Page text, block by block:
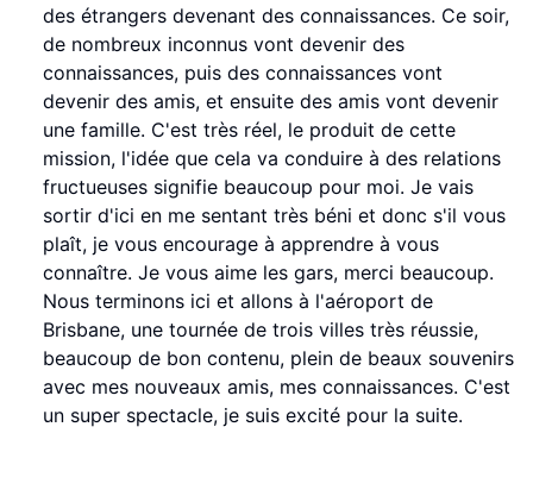
des étrangers devenant des connaissances. Ce soir,
de nombreux inconnus vont devenir des
connaissances, puis des connaissances vont
devenir des amis, et ensuite des amis vont devenir
une famille. C'est très réel, le produit de cette
mission, l'idée que cela va conduire à des relations
fructueuses signifie beaucoup pour moi. Je vais
sortir d'ici en me sentant très béni et donc s'il vous
plaît, je vous encourage à apprendre à vous
connaître. Je vous aime les gars, merci beaucoup.
Nous terminons ici et allons à l'aéroport de
Brisbane, une tournée de trois villes très réussie,
beaucoup de bon contenu, plein de beaux souvenirs
avec mes nouveaux amis, mes connaissances. C'est
un super spectacle, je suis excité pour la suite.